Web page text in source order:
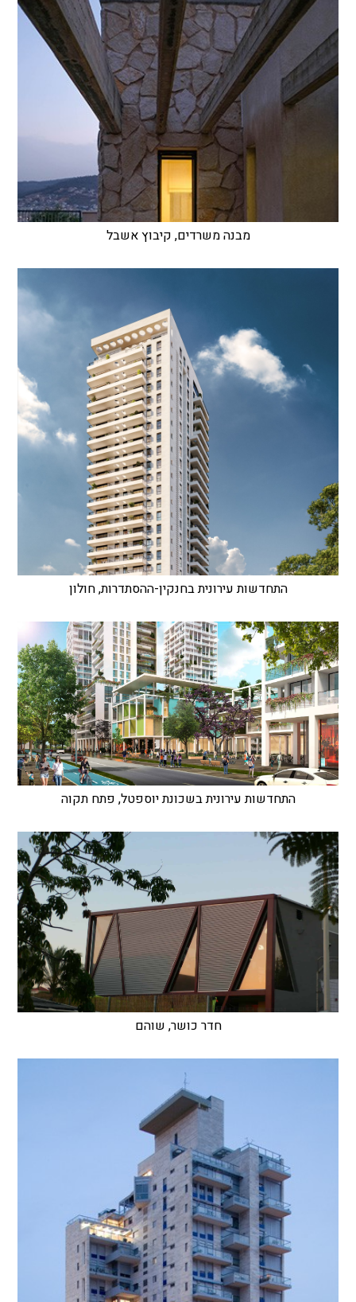
מבנה משרדים, קיבוץ אשבל
התחדשות עירונית בחנקין-ההסתדרות, חולון
התחדשות עירונית בשכונת יוספטל, פתח תקוה
חדר כושר, שוהם